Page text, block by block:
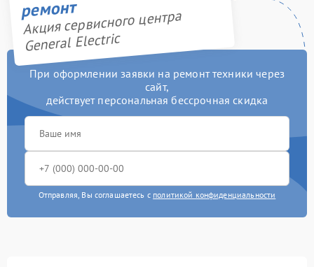
ремонт
Акция сервисного центра
General Electric
При оформлении заявки на ремонт техники через
сайт,
действует персональная бессрочная скидка
Отправляя, Вы соглашаетесь с политикой конфиденциальности